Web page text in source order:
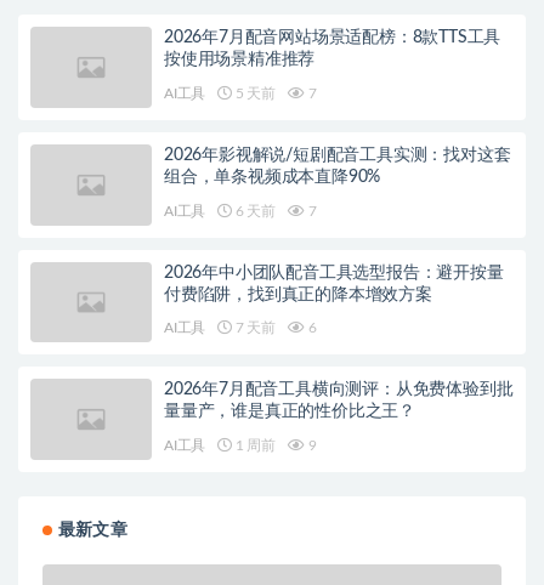
2026年7月配音网站场景适配榜：8款TTS工具
按使用场景精准推荐
AI工具 5 天前 7
2026年影视解说/短剧配音工具实测：找对这套
组合，单条视频成本直降90%
AI工具 6 天前 7
2026年中小团队配音工具选型报告：避开按量
付费陷阱，找到真正的降本增效方案
AI工具 7 天前 6
2026年7月配音工具横向测评：从免费体验到批
量量产，谁是真正的性价比之王？
AI工具 1 周前 9
最新文章